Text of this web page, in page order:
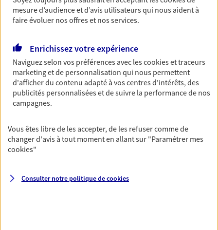
Conseiller AXA Epargne et Protection
10390 Clerey
03 25 42 59 39
NOUS CONTACTER
VOIR NOTRE SITE WEB
mesure d’audience et d’avis utilisateurs qui nous aident à
faire évoluer nos offres et nos services.
Enrichissez votre expérience
Naviguez selon vos préférences avec lescookies et traceurs
marketing et de personnalisation qui nous permettent
d'afficher du contenu adapté à vos centres d'intérêts, des
publicités personnalisées et de suivre la performance de nos
campagnes.
Vous êtes libre de les accepter, de les refuser comme de
changer d'avis à tout moment en allant sur "Paramétrer mes
cookies"
Consulter notre politique decookies